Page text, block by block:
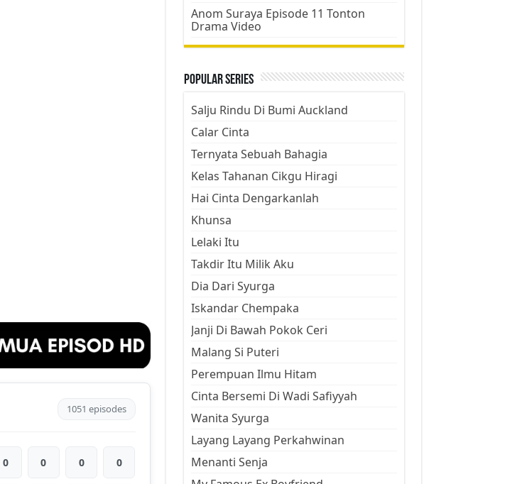
1051 episodes
0 0 0 0
Anom Suraya Episode 11 Tonton
Drama Video
Popular Series
Salju Rindu Di Bumi Auckland
Calar Cinta
Ternyata Sebuah Bahagia
Kelas Tahanan Cikgu Hiragi
Hai Cinta Dengarkanlah
Khunsa
Lelaki Itu
Takdir Itu Milik Aku
Dia Dari Syurga
Iskandar Chempaka
Janji Di Bawah Pokok Ceri
Malang Si Puteri
Perempuan Ilmu Hitam
Cinta Bersemi Di Wadi Safiyyah
Wanita Syurga
Layang Layang Perkahwinan
Menanti Senja